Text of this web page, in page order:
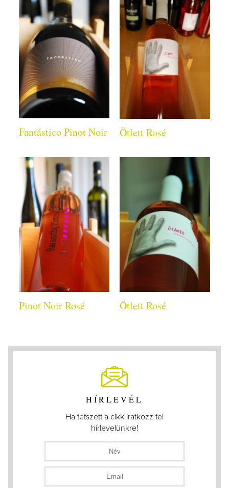
Fantástico Pinot Noir Ötlett Rosé
Pinot Noir Rosé Ötlett Rosé
HÍRLEVÉL
Ha tetszett a cikk iratkozz fel
hírlevelünkre!